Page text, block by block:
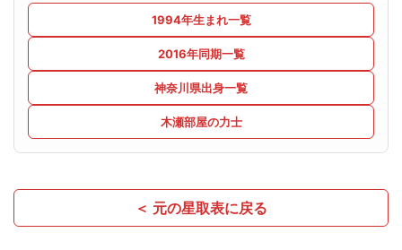
1994年生まれ一覧
2016年同期一覧
神奈川県出身一覧
木瀬部屋の力士
＜ 元の星取表に戻る